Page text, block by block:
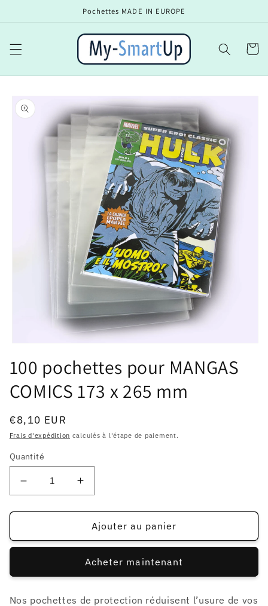
Pochettes MADE IN EUROPE
Panier
Passer aux
informations
produits
média
1
dans
une
fenêtre
100 pochettes pour MANGAS
COMICS 173 x 265 mm
Prix
habituel
€8,10 EUR
Frais d'expédition calculés à l'étape de paiement.
Quantité
Réduire
la
quantité
100
MANGAS
Augmenter
la
quantité
de
100
pour
MANGAS
Ajouter au panier
Acheter maintenant
Nos pochettes de protection réduisent l’usure de vos